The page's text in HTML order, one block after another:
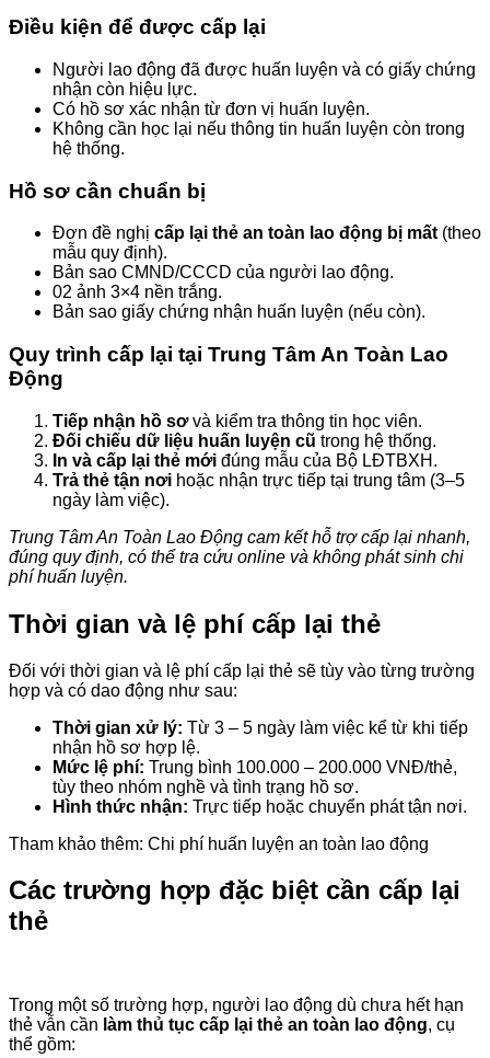
Điều kiện để được cấp lại
Người lao động đã được huấn luyện và có giấy chứng
nhận còn hiệu lực.
Có hồ sơ xác nhận từ đơn vị huấn luyện.
Không cần học lại nếu thông tin huấn luyện còn trong
hệ thống.
Hồ sơ cần chuẩn bị
Đơn đề nghị cấp lại thẻ an toàn lao động bị mất (theo
mẫu quy định).
Bản sao CMND/CCCD của người lao động.
02 ảnh 3×4 nền trắng.
Bản sao giấy chứng nhận huấn luyện (nếu còn).
Quy trình cấp lại tại Trung Tâm An Toàn Lao
Động
Tiếp nhận hồ sơvà kiểm tra thông tin học viên.
Đối chiếu dữ liệu huấn luyện cũ trong hệ thống.
In và cấp lại thẻ mới đúng mẫu của Bộ LĐTBXH.
Trả thẻ tận nơi hoặc nhận trực tiếp tại trung tâm (3–5
ngày làm việc).
Trung Tâm An Toàn Lao Động cam kết hỗ trợ cấp lại nhanh,
đúng quy định, có thể tra cứu online và không phát sinh chi
phí huấn luyện.
Thời gian và lệ phí cấp lại thẻ
Đối với thời gian và lệ phí cấp lại thẻ sẽ tùy vào từng trường
hợp và có dao động như sau:
Thời gian xử lý: Từ 3 – 5 ngày làm việc kể từ khi tiếp
nhận hồ sơ hợp lệ.
Mức lệ phí: Trung bình 100.000 – 200.000 VNĐ/thẻ,
tùy theo nhóm nghề và tình trạng hồ sơ.
Hình thức nhận: Trực tiếp hoặc chuyển phát tận nơi.
Tham khảo thêm: Chi phí huấn luyện an toàn lao động
Các trường hợp đặc biệt cần cấp lại
thẻ
Trong một số trường hợp, người lao động dù chưa hết hạn
thẻ vẫn cần làm thủ tục cấp lại thẻ an toàn lao động, cụ
thể gồm: